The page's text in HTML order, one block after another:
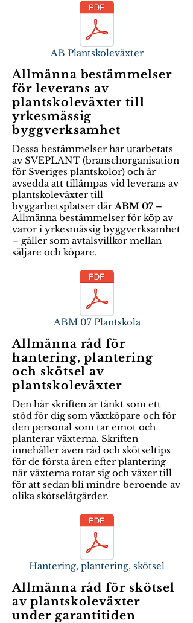
AB Plantskoleväxter
Allmänna bestämmelser
för leverans av
plantskoleväxter till
yrkesmässig
byggverksamhet
Dessa bestämmelser har utarbetats
av SVEPLANT (branschorganisation
för Sveriges plantskolor) och är
avsedda att tillämpas vid leverans av
plantskoleväxter till
byggarbetsplatser därABM 07 –
Allmänna bestämmelser för köp av
varor i yrkesmässig byggverksamhet
– gäller som avtalsvillkor mellan
säljare och köpare.
ABM 07 Plantskola
Allmänna råd för
hantering, plantering
och skötsel av
plantskoleväxter
Den här skriften är tänkt som ett
stöd för dig som växtköpare och för
den personal som tar emot och
planterar växterna. Skriften
innehåller även råd och skötseltips
för de första åren efter plantering
när växterna rotar sig och växer till
för att sedan bli mindre beroende av
olika skötselåtgärder.
Hantering, plantering, skötsel
Allmänna råd för skötsel
av plantskoleväxter
under garantitiden